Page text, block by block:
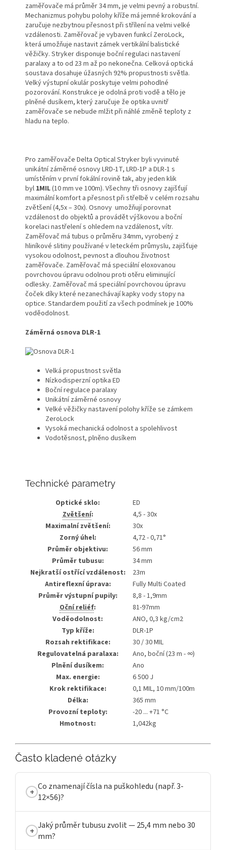
zaměřovače má průměr 34 mm, je velmi pevný a robustní.
Mechanizmus pohybu polohy kříže má jemné krokování a
zaručuje nezbytnou přesnost při střílení na velmi velké
vzdálenosti. Zaměřovač je vybaven funkcí ZeroLock,
která umožňuje nastavit zámek vertikální balistické
věžičky. Stryker disponuje boční regulaci nastavení
paralaxy a to od 23 m až po nekonečna. Celková optická
soustava dosahuje úžasných 92% propustnosti světla.
Velký výstupní okulár poskytuje velmi pohodlné
pozorování. Konstrukce je odolná proti vodě a tělo je
plněné dusíkem, který zaručuje že optika uvnitř
zaměřovače se nebude mlžit při náhlé změně teploty z
hladu na teplo.
Pro zaměřovače Delta Optical Stryker byli vyvinuté
unikátní záměrné osnovy LRD-1T, LRD-1P a DLR-1 s
umístěním v první fokální rovině tak, aby jeden klik
byl 1MIL(10 mm ve 100m). Všechny tři osnovy zajišťují
maximální komfort a přesnost při střelbě v celém rozsahu
zvětšení (4,5x – 30x). Osnovy umožňují porovnat
vzdálenost do objektů a provádět výškovou a boční
korelaci nastřelení s ohledem na vzdálenost, vítr.
Zaměřovač má tubus o průměru 34mm, vyrobený z
hliníkové slitiny používané v leteckém průmyslu, zajišťuje
vysokou odolnost, pevnost a dlouhou životnost
zaměřovače. Zaměřovač má speciální eloxovanou
povrchovou úpravu odolnou proti otěru eliminující
odlesky. Zaměřovač má speciální povrchovou úpravu
čoček díky které nezanechávají kapky vody stopy na
optice. Standardem použití za všech podmínek je 100%
voděodolnost.
Záměrná osnova DLR-1
Velká propustnost světla
Nízkodisperzní optika ED
Boční regulace paralaxy
Unikátní záměrné osnovy
Velké věžičky nastavení polohy kříže se zámkem
ZeroLock
Vysoká mechanická odolnost a spolehlivost
Vodotěsnost, plněno dusíkem
Technické parametry
Optické sklo:
ED
Zvětšení:
4,5 - 30x
Maximalní zvětšení:
30x
Zorný úhel:
4,72 - 0,71°
Průměr objektivu:
56 mm
Průměr tubusu:
34 mm
Nejkratší ostřící vzdálenost:
23m
Antireflexní úprava:
Fully Multi Coated
Průměr výstupní pupily:
8,8 - 1,9mm
Oční reliéf:
81-97mm
Voděodolnost:
ANO, 0,3 kg/cm2
Typ kříže:
DLR-1P
Rozsah rektifikace:
30 / 30 MIL
Regulovatelná paralaxa:
Ano, boční (23 m - ∞)
Plnění dusíkem:
Ano
Max. energie:
6 500 J
Krok rektifikace:
0,1 MIL, 10 mm/100m
Délka:
365 mm
Provozní teploty:
-20 ... +71 °C
Hmotnost:
1,042kg
Často kladené otázky
Co znamenají čísla na puškohledu (např. 3-
12×56)?
Jaký průměr tubusu zvolit — 25,4 mm nebo 30
mm?